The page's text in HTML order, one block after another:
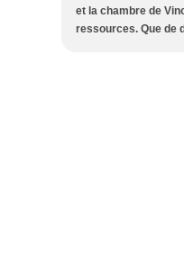
et la chambre de
ressources. Que de